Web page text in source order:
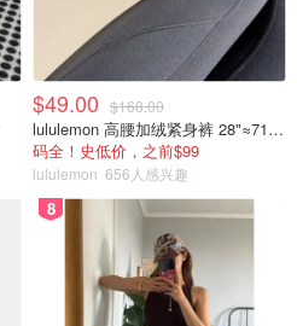
$49.00 $168.00
lululemon 高腰加绒紧身裤 28"≈71cm 5个口袋
码全！史低价，之前$99
lululemon 656人感兴趣
8